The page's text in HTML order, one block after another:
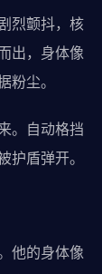
烈颤抖，核
出，身体像
粉尘。
。自动格挡
盾弹开。
他的身体像